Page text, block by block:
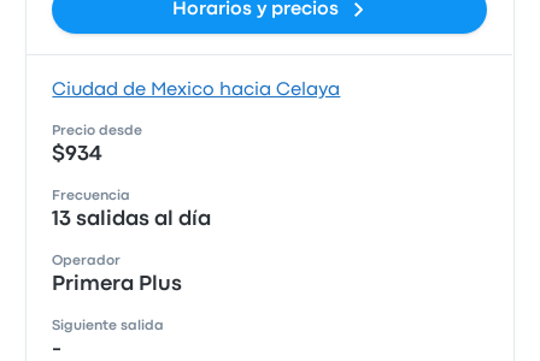
Horarios y precios
Ciudad de Mexico hacia Celaya
Precio desde
$934
Frecuencia
13 salidas al día
Operador
Primera Plus
Siguiente salida
-